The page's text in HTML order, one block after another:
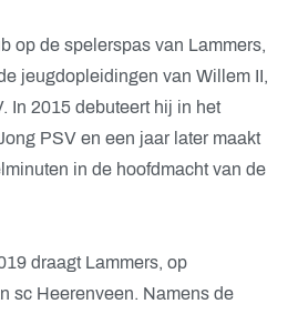
op de spelerspas van Lammers,
jeugdopleidingen van Willem II,
In 2015 debuteert hij in het
PSV en een jaar later maakt
in de hoofdmacht van de
draagt Lammers, op
sc Heerenveen. Namens de